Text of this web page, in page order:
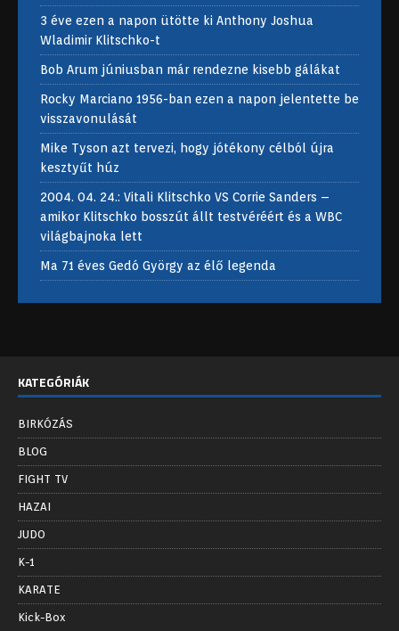
3 éve ezen a napon ütötte ki Anthony Joshua
Wladimir Klitschko-t
Bob Arum júniusban már rendezne kisebb gálákat
Rocky Marciano 1956-ban ezen a napon jelentette be
visszavonulását
Mike Tyson azt tervezi, hogy jótékony célból újra
kesztyűt húz
2004. 04. 24.: Vitali Klitschko VS Corrie Sanders –
amikor Klitschko bosszút állt testvéréért és a WBC
világbajnoka lett
Ma 71 éves Gedó György az élő legenda
KATEGÓRIÁK
BIRKÓZÁS
BLOG
FIGHT TV
HAZAI
JUDO
K-1
KARATE
Kick-Box